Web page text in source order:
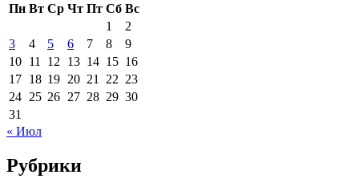
Пн Вт Ср Чт Пт Сб Вс
1
2
3
4 5 6 7 8
9
10 11 12 13 14 15 16
17 18 19 20 21 22 23
24 25 26 27 28 29 30
31
« Июл
Рубрики